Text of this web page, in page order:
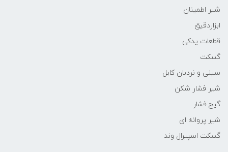
شیر اطمینان
ابزاردقیق
قطعات یدکی
گسکت
سینی و نردبان کابل
شیر فشار شکن
گیج فشار
شیر پروانه ای
گسکت اسپیرال وند